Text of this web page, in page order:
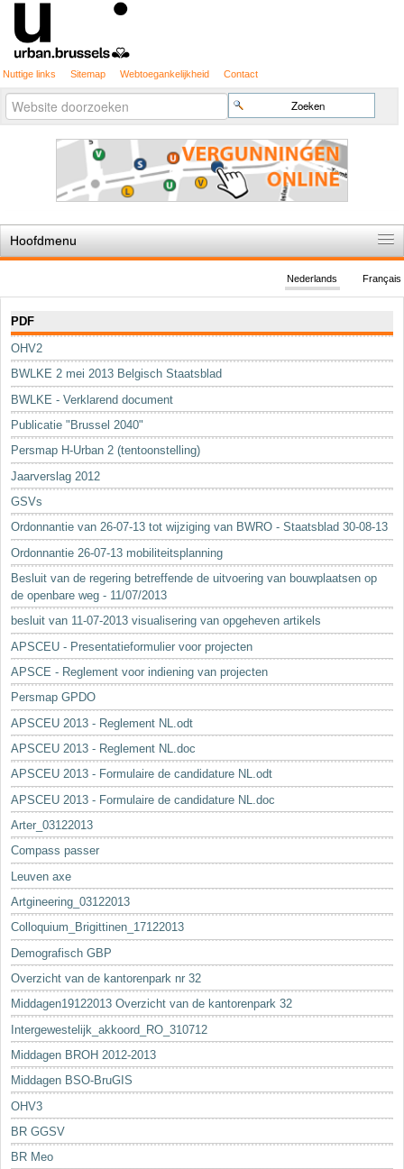
Nuttige links Sitemap Webtoegankelijkheid Contact
Zoek
Geavanceerd
zoeken...
Hoofdmenu
De spelregels
Stedenbouwkundige vergunning
Cartografie
Studies en publicaties
Sleutelwoorden
Stedenbouwkundige inlichtingen
Français
Nederlands
PDF
OHV2
BWLKE 2 mei 2013 Belgisch Staatsblad
BWLKE - Verklarend document
Publicatie "Brussel 2040"
Persmap H-Urban 2 (tentoonstelling)
Jaarverslag 2012
GSVs
Ordonnantie van 26-07-13 tot wijziging van BWRO - Staatsblad 30-08-13
Ordonnantie 26-07-13 mobiliteitsplanning
Besluit van de regering betreffende de uitvoering van bouwplaatsen op
de openbare weg - 11/07/2013
besluit van 11-07-2013 visualisering van opgeheven artikels
APSCEU - Presentatieformulier voor projecten
APSCE - Reglement voor indiening van projecten
Persmap GPDO
APSCEU 2013 - Reglement NL.odt
APSCEU 2013 - Reglement NL.doc
APSCEU 2013 - Formulaire de candidature NL.odt
APSCEU 2013 - Formulaire de candidature NL.doc
Arter_03122013
Compass passer
Leuven axe
Artgineering_03122013
Colloquium_Brigittinen_17122013
Demografisch GBP
Overzicht van de kantorenpark nr 32
Middagen19122013 Overzicht van de kantorenpark 32
Intergewestelijk_akkoord_RO_310712
Middagen BROH 2012-2013
Middagen BSO-BruGIS
OHV3
BR GGSV
BR Meo